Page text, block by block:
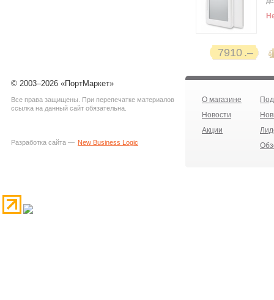
7910
© 2003–2026 «ПортМаркет»
Все права защищены. При перепечатке материалов
ссылка на данный сайт обязательна.
Разработка сайта — New Business Logic
О магазине
Новости
Акции